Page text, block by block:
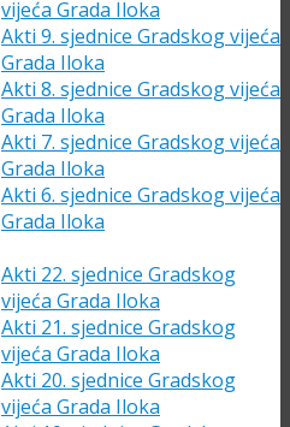
vijeća Grada Iloka
Akti 9. sjednice Gradskog vijeća
Grada Iloka
Akti 8. sjednice Gradskog vijeća
Grada Iloka
Akti 7. sjednice Gradskog vijeća
Grada Iloka
Akti 6. sjednice Gradskog vijeća
Grada Iloka
Akti 22. sjednice Gradskog
vijeća Grada Iloka
Akti 21. sjednice Gradskog
vijeća Grada Iloka
Akti 20. sjednice Gradskog
vijeća Grada Iloka